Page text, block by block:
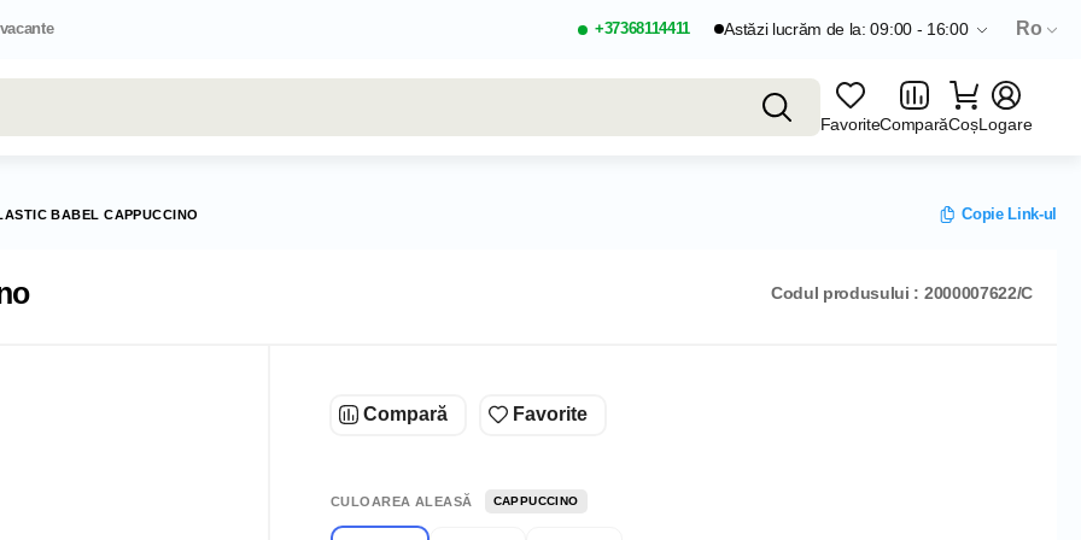
+37368114411 Astăzi lucrăm de la: 09:00 - 16:00 Ro
FavoriteComparăCoșLogare
BABEL CAPPUCCINO Copie Link-ul
Codul produsului : 2000007622/C
Compară Favorite
CULOAREA ALEASĂ CAPPUCCINO